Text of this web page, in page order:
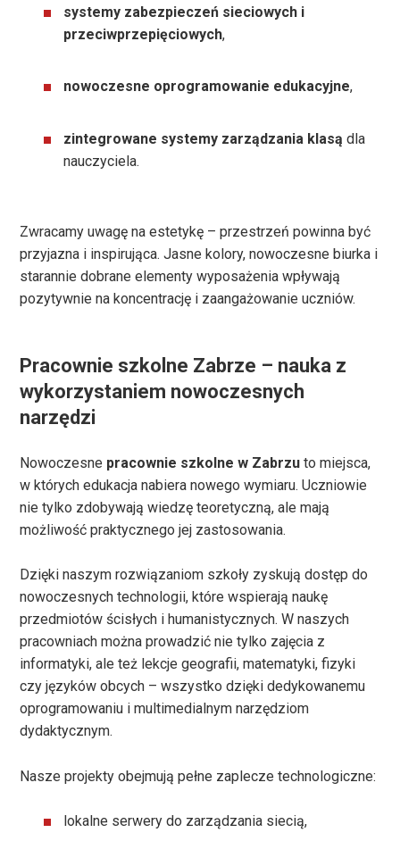
systemy zabezpieczeń sieciowych i
przeciwprzepięciowych,
nowoczesne oprogramowanie edukacyjne,
zintegrowane systemy zarządzania klasą dla
nauczyciela.
Zwracamy uwagę na estetykę – przestrzeń powinna być
przyjazna i inspirująca. Jasne kolory, nowoczesne biurka i
starannie dobrane elementy wyposażenia wpływają
pozytywnie na koncentrację i zaangażowanie uczniów.
Pracownie szkolne Zabrze – nauka z
wykorzystaniem nowoczesnych
narzędzi
Nowoczesne pracownie szkolne w Zabrzu to miejsca,
w których edukacja nabiera nowego wymiaru. Uczniowie
nie tylko zdobywają wiedzę teoretyczną, ale mają
możliwość praktycznego jej zastosowania.
Dzięki naszym rozwiązaniom szkoły zyskują dostęp do
nowoczesnych technologii, które wspierają naukę
przedmiotów ścisłych i humanistycznych. W naszych
pracowniach można prowadzić nie tylko zajęcia z
informatyki, ale też lekcje geografii, matematyki, fizyki
czy języków obcych – wszystko dzięki dedykowanemu
oprogramowaniu i multimedialnym narzędziom
dydaktycznym.
Nasze projekty obejmują pełne zaplecze technologiczne:
lokalne serwery do zarządzania siecią,